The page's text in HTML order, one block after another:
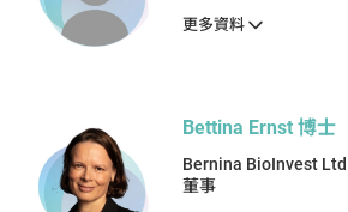
更多資料
Bettina Ernst 博士
Bernina BioInvest Ltd
董事